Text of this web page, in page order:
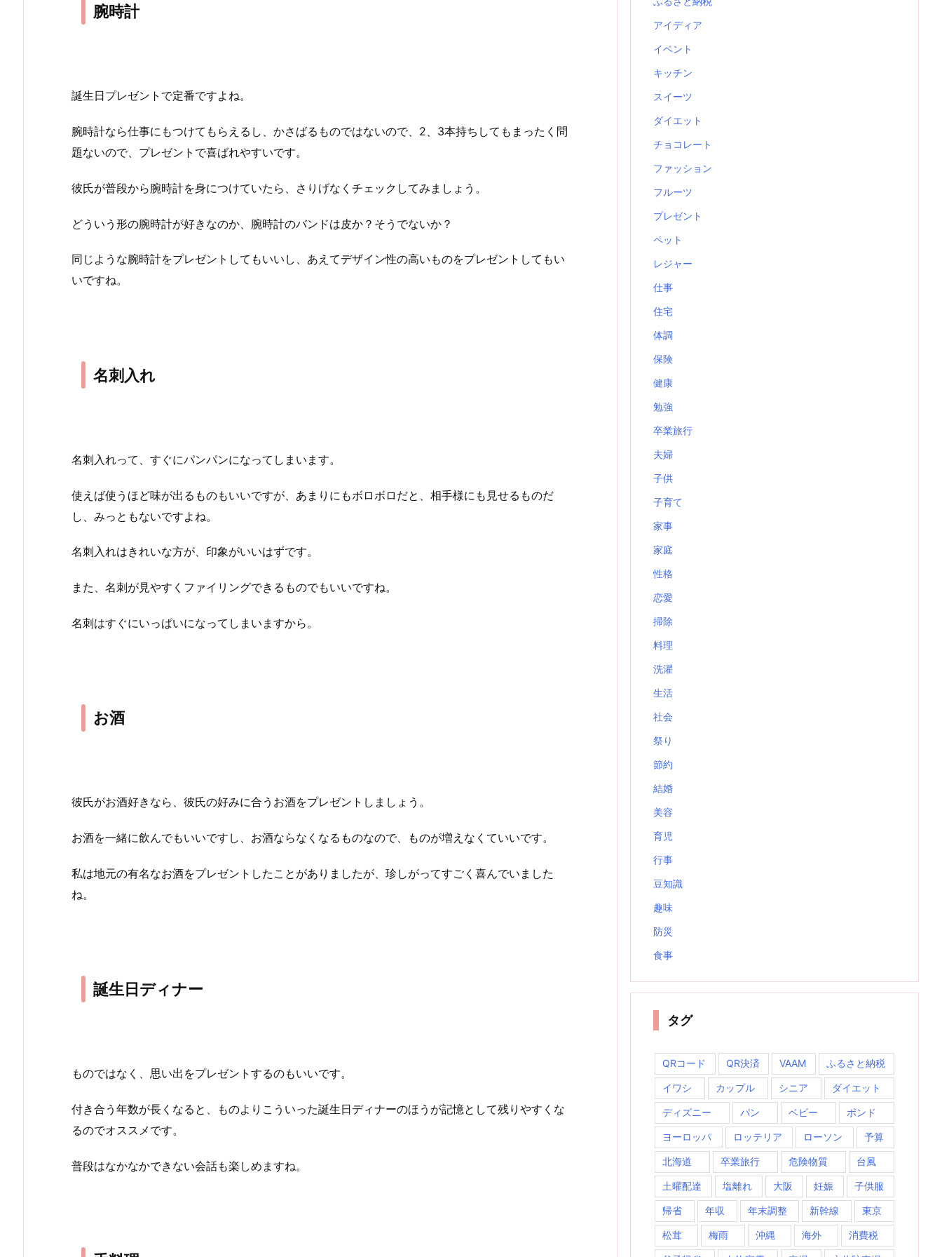
腕時計
誕生日プレゼントで定番ですよね。
腕時計なら仕事にもつけてもらえるし、かさばるものではないので、2、3本持ちしてもまったく問
題ないので、プレゼントで喜ばれやすいです。
彼氏が普段から腕時計を身につけていたら、さりげなくチェックしてみましょう。
どういう形の腕時計が好きなのか、腕時計のバンドは皮か？そうでないか？
同じような腕時計をプレゼントしてもいいし、あえてデザイン性の高いものをプレゼントしてもい
いですね。
名刺入れ
名刺入れって、すぐにパンパンになってしまいます。
使えば使うほど味が出るものもいいですが、あまりにもボロボロだと、相手様にも見せるものだ
し、みっともないですよね。
名刺入れはきれいな方が、印象がいいはずです。
また、名刺が見やすくファイリングできるものでもいいですね。
名刺はすぐにいっぱいになってしまいますから。
お酒
彼氏がお酒好きなら、彼氏の好みに合うお酒をプレゼントしましょう。
お酒を一緒に飲んでもいいですし、お酒ならなくなるものなので、ものが増えなくていいです。
私は地元の有名なお酒をプレゼントしたことがありましたが、珍しがってすごく喜んでいました
ね。
誕生日ディナー
ものではなく、思い出をプレゼントするのもいいです。
付き合う年数が長くなると、ものよりこういった誕生日ディナーのほうが記憶として残りやすくな
るのでオススメです。
普段はなかなかできない会話も楽しめますね。
アイディア
イベント
キッチン
スイーツ
ダイエット
チョコレート
ファッション
フルーツ
プレゼント
ペット
レジャー
仕事
住宅
体調
保険
健康
勉強
卒業旅行
夫婦
子供
子育て
家事
家庭
性格
恋愛
掃除
料理
洗濯
生活
社会
祭り
節約
結婚
美容
育児
行事
豆知識
趣味
防災
食事
タグ
QRコード QR決済 VAAM ふるさと納税
イワシ カップル シニア ダイエット
ディズニー パン ベビー ボンド
ヨーロッパ ロッテリア ローソン 予算
北海道 卒業旅行 危険物質 台風
土曜配達 塩離れ 大阪 妊娠 子供服
帰省 年収 年末調整 新幹線 東京
松茸 梅雨 沖縄 海外 消費税